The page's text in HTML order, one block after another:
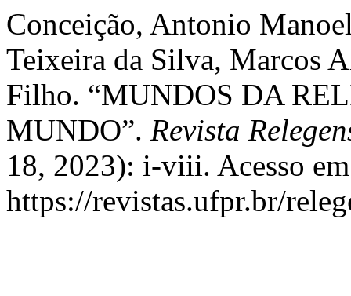
Conceição, Antonio
Teixeira da Silva, Marcos
Filho. “MUNDOS DA
MUNDO”. Revista
18, 2023): i-viii. Acesso
https://revistas.ufpr.br/